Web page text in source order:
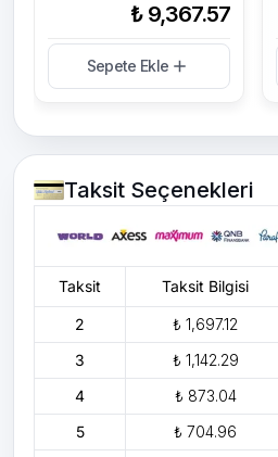
₺ 9,367.57
Sepete Ekle
Taksit Seçenekleri
Taksit Taksit Bilgisi
2 ₺ 1,697.12
3
₺ 1,142.29
4
₺ 873.04
5
₺ 704.96